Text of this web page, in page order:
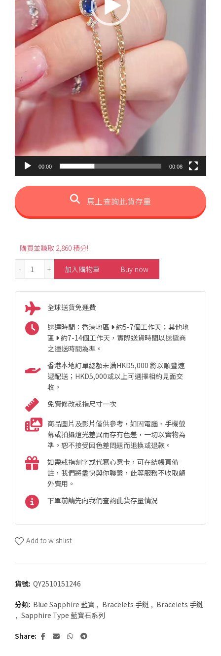
00:00 00:08
馬上查詢此貨存量
購買並賺取 2,860 積分!
0.20ct Oval-Shaped Blue Sapphire Bracelet 數量
加入購物車 Buy now
全球送貨免運費
送達時間：香港地區
約5-7個工作天；其他地
區
約7-14個工作天，實際送貨時間以送遞商
之運送時間為準。
香港本地訂單總額未满HKD5,000 將以順豐速
遞配送；HKD5,000或以上可選擇相約見面交
收。
免費修改戒指尺寸一次
商品圖片及影片僅供參考，如因電腦、手機螢
幕或拍攝燈光差異而存有色差，一切以實物為
準。恕不接受因色差問題而退換或退款。
如需戒指刻字或代寫心意卡，可在結帳頁備
註，我們將盡快與你聯繫，此等服務不收取額
外費用。
下單前請先向我們查詢此貨存量情況
Add to wishlist
貨號: QY2510151246
分類: Blue Sapphire 藍寶 , Bracelets 手鏈 , Bracelets 手鏈
, Sapphire Type 藍寶石系列
Share